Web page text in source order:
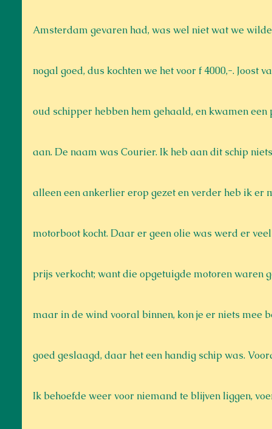
Amsterdam gevaren had, was wel niet wat we
nogal goed, dus kochten we het voor f 4000,-. Joost
oud schipper hebben hem gehaald, en kwamen
aan. De naam was Courier. Ik heb aan dit schip
alleen een ankerlier erop gezet en verder heb ik er
motorboot kocht. Daar er geen olie was werd er
prijs verkocht; want die opgetuigde motoren waren
maar in de wind vooral binnen, kon je er niets mee
goed geslaagd, daar het een handig schip was.
Ik behoefde weer voor niemand te blijven liggen,